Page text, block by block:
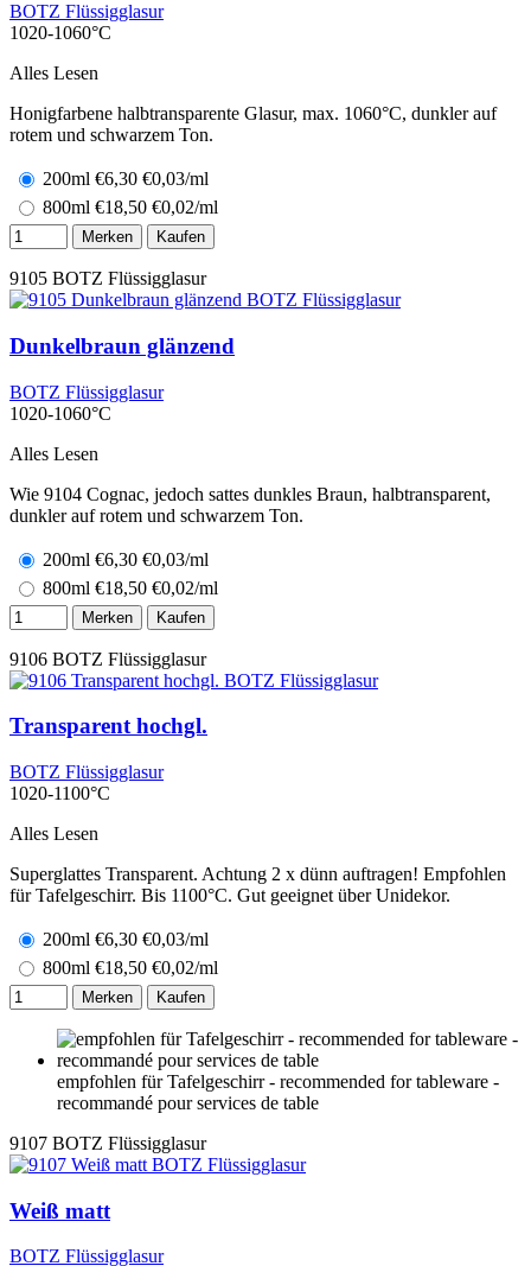
BOTZ Flüssigglasur
1020-1060°C
Alles Lesen
Honigfarbene halbtransparente Glasur, max. 1060°C, dunkler auf
rotem und schwarzem Ton.
200ml €6,30 €0,03/ml
800ml €18,50 €0,02/ml
Merken Kaufen
9105 BOTZ Flüssigglasur
Dunkelbraun glänzend
BOTZ Flüssigglasur
1020-1060°C
Alles Lesen
Wie 9104 Cognac, jedoch sattes dunkles Braun, halbtransparent,
dunkler auf rotem und schwarzem Ton.
200ml €6,30 €0,03/ml
800ml €18,50 €0,02/ml
Merken Kaufen
9106 BOTZ Flüssigglasur
Transparent hochgl.
BOTZ Flüssigglasur
1020-1100°C
Alles Lesen
Superglattes Transparent. Achtung 2 x dünn auftragen! Empfohlen
für Tafelgeschirr. Bis 1100°C. Gut geeignet über Unidekor.
200ml €6,30 €0,03/ml
800ml €18,50 €0,02/ml
Merken Kaufen
empfohlen für Tafelgeschirr - recommended for tableware -
recommandé pour services de table
9107 BOTZ Flüssigglasur
Weiß matt
BOTZ Flüssigglasur